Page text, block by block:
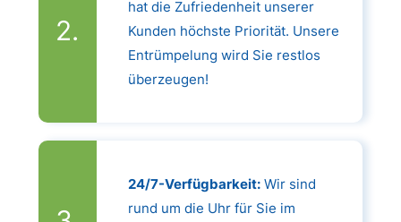
hat die Zufriedenheit unserer
Kunden höchste Priorität. Unsere
Entrümpelung wird Sie restlos
überzeugen!
24/7-Verfügbarkeit:Wir sind
rund um die Uhr für Sie im